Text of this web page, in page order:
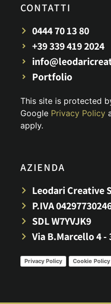
CONTATTI
0444 70 13 80
+39 339 419 2024
Portfolio
This site is protected
Google Privacy Policy
apply.
AZIENDA
Leodari Creative
P.IVA
SDL W7YVJK9
Via B.Marcello 4 -
Privacy Policy Cookie Policy